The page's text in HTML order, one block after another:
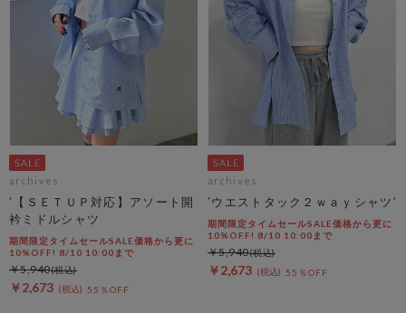
archives
’【ＳＥＴＵＰ対応】アソート開
衿ミドルシャツ
期間限定タイムセールSALE価格から更に
10%OFF! 8/10 10:00まで
￥2,673 55％OFF
￥5,940
archives
’ウエストタック２ｗａｙシャツ’
期間限定タイムセールSALE価格から更に
10%OFF! 8/10 10:00まで
￥2,673 55％OFF
￥5,940